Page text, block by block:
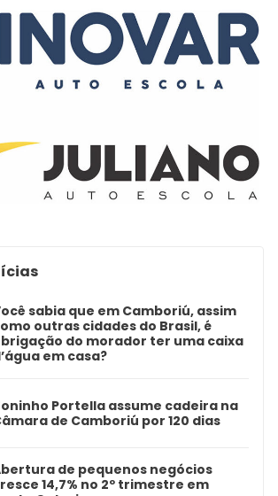
sabia que em Camboriú, assim
outras cidades do Brasil, é
do morador ter uma caixa
em casa?
Portella assume cadeira na
de Camboriú por 120 dias
de pequenos negócios
14,7% no 2º trimestre em